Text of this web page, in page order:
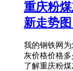
重庆粉
新走势
我的钢铁网
灰价格价格
了解重庆粉